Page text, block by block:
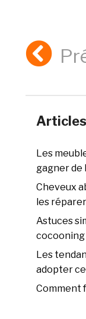
Les
gagner de
Cheveux
les
Astuces
cocooning
Les
adopter
Comment